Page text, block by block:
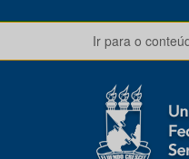
Ir para o